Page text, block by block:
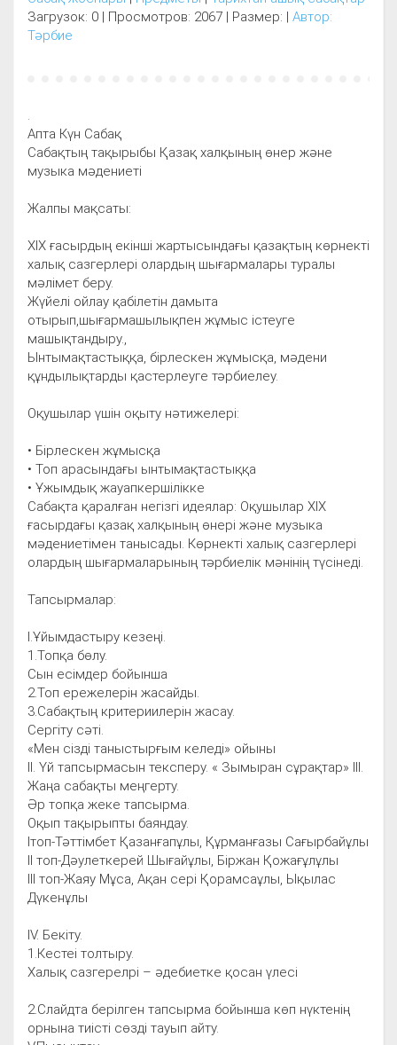
Загрузок: 0 | Просмотров: 2067 | Размер: | Автор:
Тәрбие
Апта Күн Сабақ
Сабақтың тақырыбы Қазақ халқының өнер және
музыка мәдениеті
Жалпы мақсаты:
ХІХ ғасырдың екінші жартысындағы қазақтың көрнекті
халық сазгерлері олардың шығармалары туралы
мәлімет беру.
Жүйелі ойлау қабілетін дамыта
отырып,шығармашылықпен жұмыс істеуге
машықтандыру.,
Ынтымақтастыққа, бірлескен жұмысқа, мәдени
құндылықтарды қастерлеуге тәрбиелеу.
Оқушылар үшін оқыту нәтижелері:
• Бірлескен жұмысқа
• Топ арасындағы ынтымақтастыққа
• Ұжымдық жауапкершілікке
Сабақта қаралған негізгі идеялар: Оқушылар ХІХ
ғасырдағы қазақ халқының өнері және музыка
мәдениетімен танысады. Көрнекті халық сазгерлері
олардың шығармаларының тәрбиелік мәнінің түсінеді.
Тапсырмалар:
І.Ұйымдастыру кезеңі.
1.Топқа бөлу.
Сын есімдер бойынша
2.Топ ережелерін жасайды.
3.Сабақтың критериилерін жасау.
Сергіту сәті.
«Мен сізді таныстырғым келеді» ойыны
ІІ. Үй тапсырмасын тексперу. « Зымыран сұрақтар» ІІІ.
Жаңа сабақты меңгерту.
Әр топқа жеке тапсырма.
Оқып тақырыпты баяндау.
Ітоп-Тәттімбет Қазанғапұлы, Құрманғазы Сағырбайұлы
ІІ топ-Дәулеткерей Шығайұлы, Біржан Қожағұлұлы
ІІІ топ-Жаяу Мұса, Ақан сері Қорамсаұлы, Ықылас
Дүкенұлы
ІV. Бекіту.
1.Кестеі толтыру.
Халық сазгерелрі – әдебиетке қосан үлесі
2.Слайдта берілген тапсырма бойынша көп нүктенің
орнына тиісті сөзді тауып айту.